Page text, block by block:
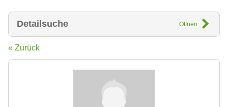
Detailsuche Öffnen
« Zurück